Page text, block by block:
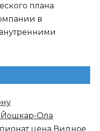
плана
в
Йошкар-Ола
цена Видное